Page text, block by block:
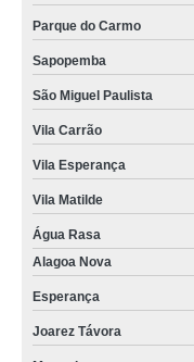
Parque do Carmo
Sapopemba
São Miguel Paulista
Vila Carrão
Vila Esperança
Vila Matilde
Água Rasa
Alagoa Nova
Esperança
Joarez Távora